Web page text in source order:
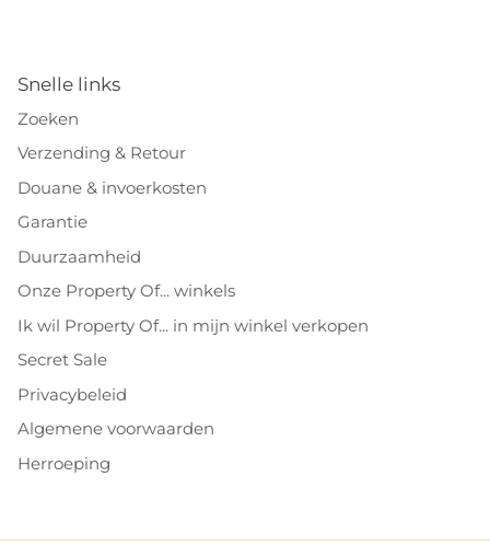
Snelle links
Zoeken
Verzending & Retour
Douane & invoerkosten
Garantie
Duurzaamheid
Onze Property Of... winkels
Ik wil Property Of... in mijn winkel verkopen
Secret Sale
Privacybeleid
Algemene voorwaarden
Herroeping